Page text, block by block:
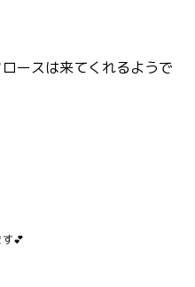
ースは来てくれるようで